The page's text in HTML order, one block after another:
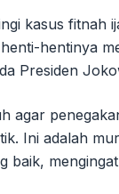
kasus fitnah
hentinya
Presiden
agar
Ini adalah
baik,